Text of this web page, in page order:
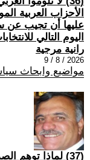
الأحزاب العربية
عليها أن تجيب
اليوم التالي
رانية مرجية
2026 / 8 / 9
مواضيع وابحاث
(37) ‏لماذا توهم